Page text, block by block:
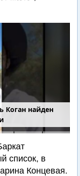
Коган найден
список, в
Концевая.